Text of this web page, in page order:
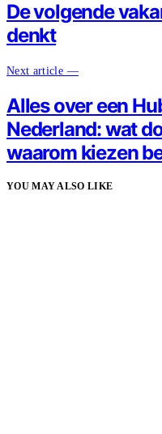
De volgende
denkt
Next article —
Alles over een
Nederland: wat
waarom kiezen
YOU MAY ALSO LIKE